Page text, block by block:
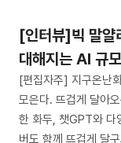
[인터뷰]빅 말얄
대해지는 AI 규
[편집자주] 지구온난
모은다. 뜨겁게 달아
한 화두, 챗GPT와 다
버도 함께 뜨겁게 달